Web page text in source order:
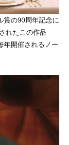
賞の90周年記念に
れたこの作品
年開催されるノー